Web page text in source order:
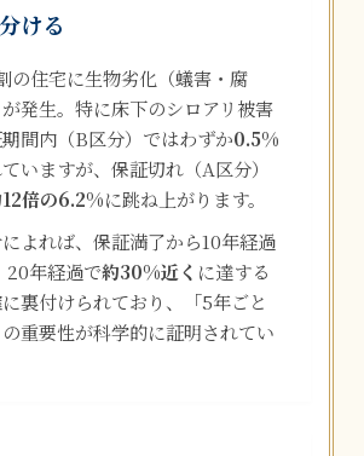
ける
の住宅に生物劣化（蟻害・腐
発生。特に床下のシロアリ被害
間内（B区分）ではわずか0.5%
いますが、保証切れ（A区分）
倍の6.2%に跳ね上がります。
よれば、保証満了から10年経過
20年経過で約30%近く に達する
裏付けられており、「5年ごと
重要性が科学的に証明されてい